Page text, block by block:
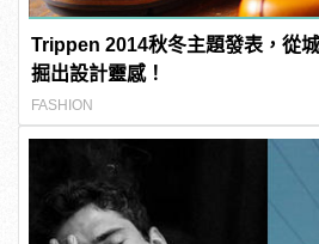
Trippen 2014秋冬主題發表，從
掘出設計靈感！
FASHION